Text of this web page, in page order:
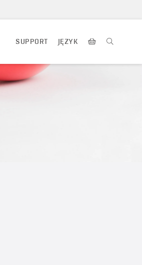
SUPPORT JĘZYK